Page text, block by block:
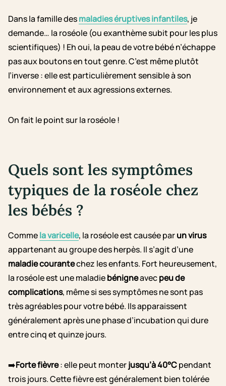
Dans la famille desmaladies éruptives infantiles, je
demande… la roséole (ou exanthème subit pour les plus
scientifiques) ! Eh oui, la peau de votre bébé n’échappe
pas aux boutons en tout genre. C’est même plutôt
l’inverse : elle est particulièrement sensible à son
environnement et aux agressions externes.
On fait le point sur la roséole !
Quels sont les symptômes
typiques de la roséole chez
les bébés ?
Commela varicelle, la roséole est causée parun virus
appartenant au groupe des herpès. Il s’agit d’une
maladie courantechez les enfants. Fort heureusement,
la roséole est une maladiebénigneavecpeu de
complications, même si ses symptômes ne sont pas
très agréables pour votre bébé. Ils apparaissent
généralement après une phase d’incubation qui dure
entre cinq et quinze jours.
➡️Forte fièvre: elle peut monterjusqu’à 40°Cpendant
trois jours. Cette fièvre est généralement bien tolérée